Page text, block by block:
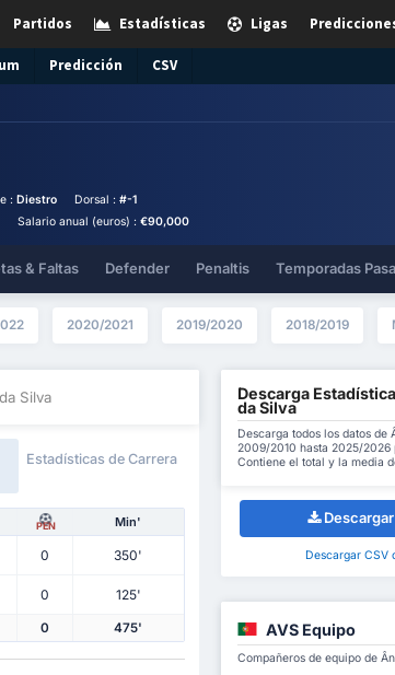
Ligas
Estadísticas
Partidos
Predicción CSV
:Diestro Dorsal : #-1
Salario anual (euros) : €90,000
& Faltas Defender Penaltis Temporadas
2020/2021 2019/2020 2018/2019
Silva
Estadísticas de Carrera
PEN Min'
0 350'
0 125'
0 475'
Descarga
da Silva
Descarga todos los datos de
2009/2010 hasta 2025/2026
Contiene el total y la media
Descargar CSV
AVS Equipo
Compañeros de equipo de